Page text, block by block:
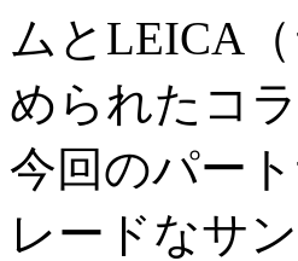
ムとLEICA
められたコ
今回のパー
レードなサ